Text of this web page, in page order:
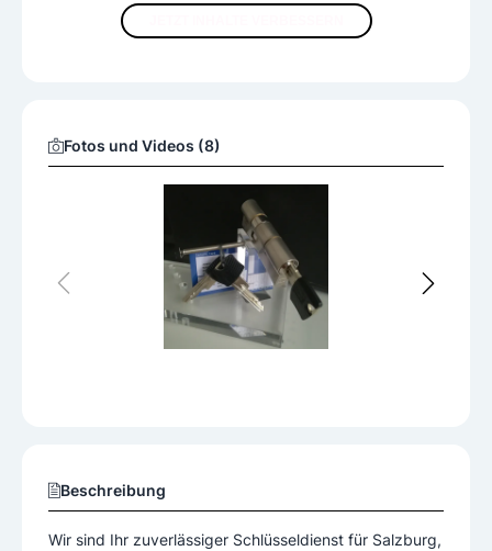
Fotos und Videos (8)
Beschreibung
Wir sind Ihr zuverlässiger Schlüsseldienst für Salzburg,